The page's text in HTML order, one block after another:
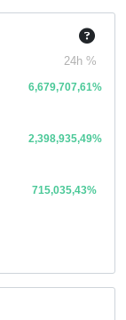
24h %
6,679,707,61%
2,398,935,49%
715,035,43%